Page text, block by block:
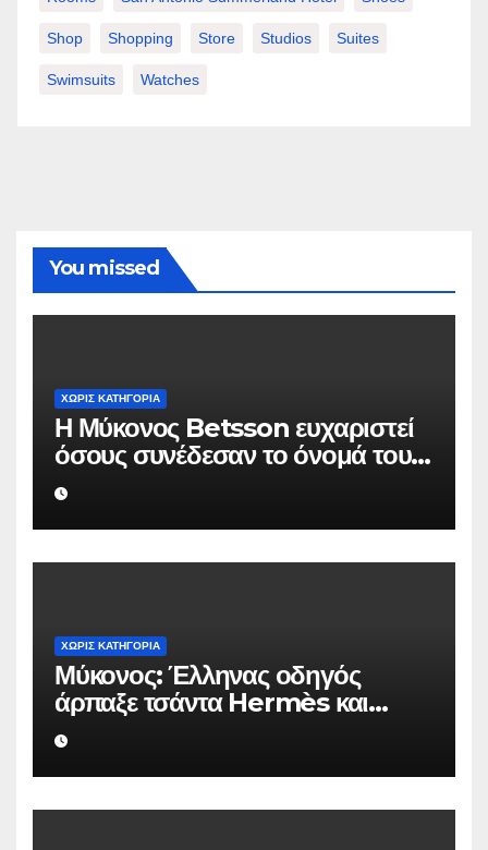
Shop Shopping Store Studios Suites
Swimsuits Watches
You missed
ΧΩΡΊΣ ΚΑΤΗΓΟΡΊΑ
Η Μύκονος Betsson ευχαριστεί
όσους συνέδεσαν το όνομά τους
με την ιστορική χρονιά
ΧΩΡΊΣ ΚΑΤΗΓΟΡΊΑ
Μύκονος: Έλληνας οδηγός
άρπαξε τσάντα Hermès και
Rolex αξίας 75.000 ευρώ από
Ουκρανό τουρίστα